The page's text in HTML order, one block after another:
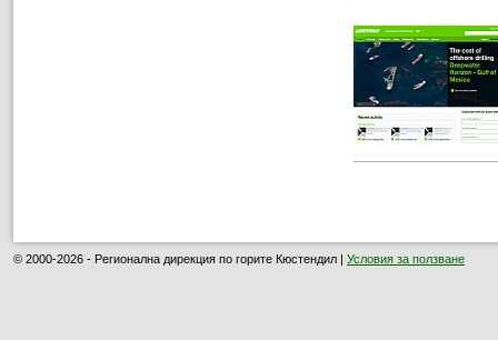
© 2000-2026 - Регионална дирекция по горите Кюстендил | Условия за ползване